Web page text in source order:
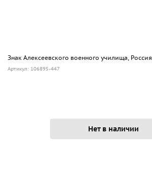
Знак Алексеевского военного училища, Россия
Артикул: 106895-447
Нет в наличии